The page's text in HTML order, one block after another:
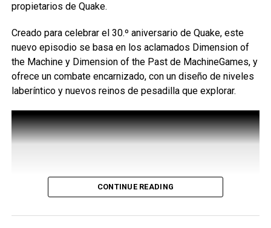
rápidos y múltiples opciones para extender combos.
Uno de los aspectos más interesantes de su kit es el
Bayani Mode, una mecánica que potencia varios de sus
propietarios de Quake.
Creado para celebrar el 30.º aniversario de Quake, este
nuevo episodio se basa en los aclamados Dimension of
the Machine y Dimension of the Past de MachineGames, y
ofrece un combate encarnizado, con un diseño de niveles
laberíntico y nuevos reinos de pesadilla que explorar.
CONTINUE READING